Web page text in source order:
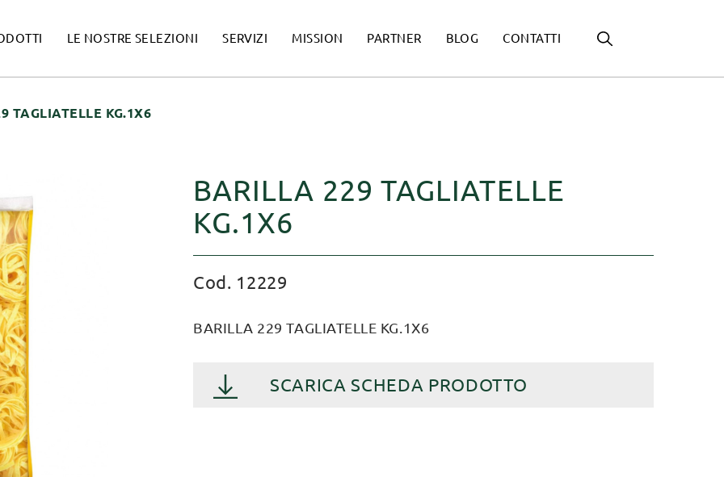
LE NOSTRE SELEZIONI SERVIZI MISSION PARTNER BLOG CONTATTI
TAGLIATELLE KG.1X6
BARILLA 229 TAGLIATELLE
KG.1X6
Cod. 12229
BARILLA 229 TAGLIATELLE KG.1X6
SCARICA SCHEDA PRODOTTO